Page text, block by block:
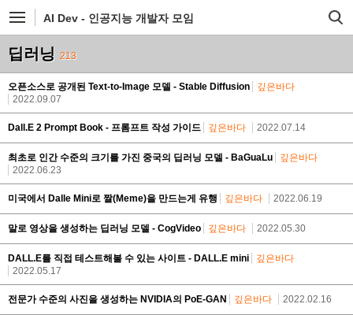
AI Dev - 인공지능 개발자 모임
딥러닝 213
오픈소스로 공개된 Text-to-Image 모델 - Stable Diffusion
깊은바다
2022.09.07
Dall.E 2 Prompt Book - 프롬프트 작성 가이드 깊은바다 2022.07.14
최초로 인간 수준의 크기를 가진 중국의 딥러닝 모델 - BaGuaLu
깊은바다
2022.06.23
미국에서 Dalle Mini로 짤(Meme)을 만드는게 유행 깊은바다 2022.06.19
말로 영상을 생성하는 딥러닝 모델 - CogVideo 깊은바다 2022.05.30
DALL.E를 직접 테스트해볼 수 있는 사이트 - DALL.E mini
깊은바다
2022.05.17
전문가 수준의 사진을 생성하는 NVIDIA의 PoE-GAN 깊은바다 2022.02.16